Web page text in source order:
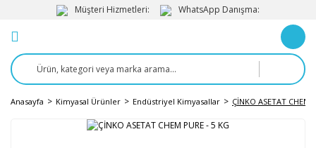
Müşteri Hizmetleri: WhatsApp Danışma:
Anasayfa Kimyasal Ürünler Endüstriyel Kimyasallar ÇİNKO ASETAT CHEM